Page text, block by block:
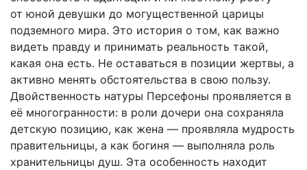
от юной девушки до могущественной царицы
подземного мира. Это история о том, как важно
видеть правду и принимать реальность такой,
какая она есть. Не оставаться в позиции жертвы, а
активно менять обстоятельства в свою пользу.
Двойственность натуры Персефоны проявляется в
её многогранности: в роли дочери она сохраняла
детскую позицию, как жена — проявляла мудрость
правительницы, а как богиня — выполняла роль
хранительницы душ. Эта особенность находит